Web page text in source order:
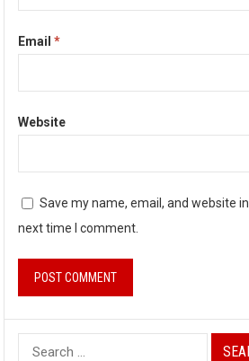
Email*
Website
Save my name, email, and website
next time I comment.
Search